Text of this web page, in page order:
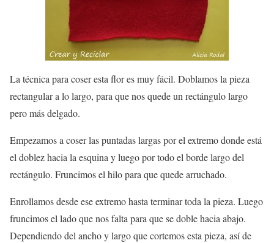
La técnica para coser esta flor es muy fácil. Doblamos la pieza
rectangular a lo largo, para que nos quede un rectángulo largo
pero más delgado.
Empezamos a coser las puntadas largas por el extremo donde está
el doblez hacia la esquina y luego por todo el borde largo del
rectángulo. Fruncimos el hilo para que quede arruchado.
Enrollamos desde ese extremo hasta terminar toda la pieza. Luego
fruncimos el lado que nos falta para que se doble hacia abajo.
Dependiendo del ancho y largo que cortemos esta pieza, así de